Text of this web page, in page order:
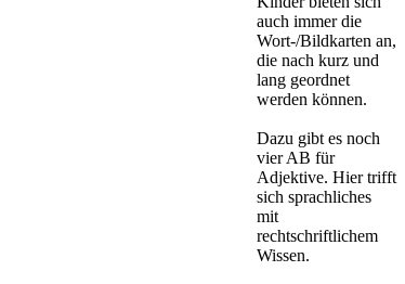
auch immer die
Wort-/Bildkarten an,
die nach kurz und
lang geordnet
werden können.
Dazu gibt es noch
vier AB für
Adjektive. Hier trifft
sich sprachliches
mit
rechtschriftlichem
Wissen.